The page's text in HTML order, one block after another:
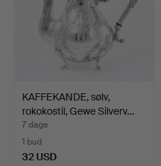
KAFFEKANDE, sølv,
rokokostil, Gewe Silverv…
7 dage
1 bud
32 USD